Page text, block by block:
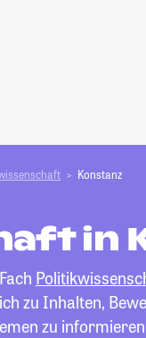
Konstanz
in
zu Inhalten,
zu